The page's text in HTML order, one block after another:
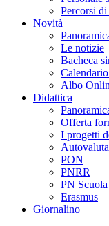
Percorsi
Novità
Le notizie
Bacheca
Albo
Didattica
Offerta
I progetti
PON
PNRR
PN
Erasmus
Giornalino